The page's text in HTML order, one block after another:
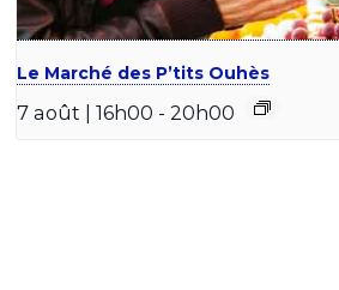
Le Marché des P’tits Ouhès
7 août | 16h00 - 20h00